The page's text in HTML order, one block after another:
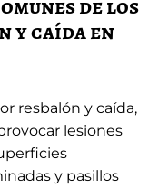
de los
y caída en
resbalón y caída,
lesiones
y pasillos